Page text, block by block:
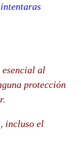
al
protección
incluso el